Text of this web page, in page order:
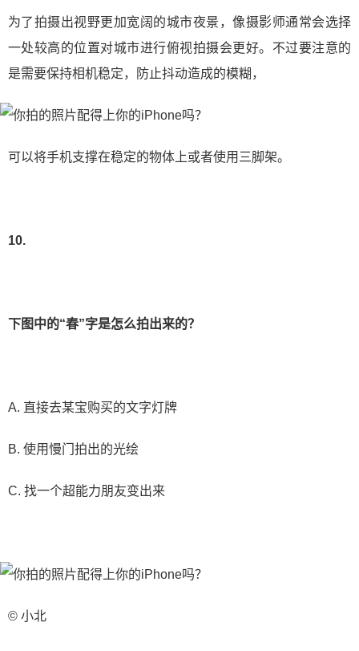
为了拍摄出视野更加宽阔的城市夜景，像摄影师通常会选择
一处较高的位置对城市进行俯视拍摄会更好。不过要注意的
是需要保持相机稳定，防止抖动造成的模糊，
可以将手机支撑在稳定的物体上或者使用三脚架。
10.
下图中的“春”字是怎么拍出来的？
A. 直接去某宝购买的文字灯牌
B. 使用慢门拍出的光绘
C. 找一个超能力朋友变出来
© 小北